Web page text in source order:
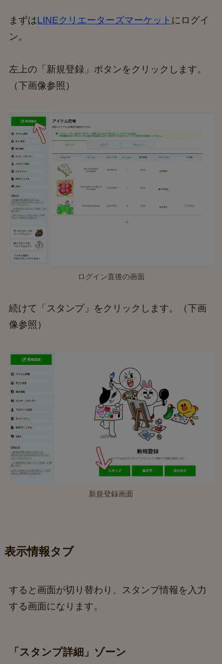
まずはLINEクリエーターズマーケット にログイ
ン。
左上の「新規登録」ボタンをクリックします。
（下画像参照）
ログイン直後の画面
続けて「スタンプ」をクリックします。（下画
像参照）
新規登録画面
表示情報タブ
すると画面が切り替わり、スタンプ情報を入力
する画面になります。
「スタンプ詳細」ゾーン